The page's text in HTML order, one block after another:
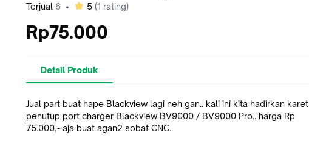
Terjual 6 • bintang
5 (1 rating)
Rp75.000
Detail Produk
Jual part buat hape Blackview lagi neh gan.. kali ini kita hadirkan karet
penutup port charger Blackview BV9000 / BV9000 Pro.. harga Rp
75.000,- aja buat agan2 sobat CNC..